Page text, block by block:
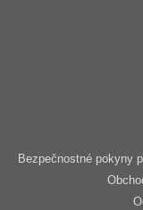
Bezpečnostné pokyny